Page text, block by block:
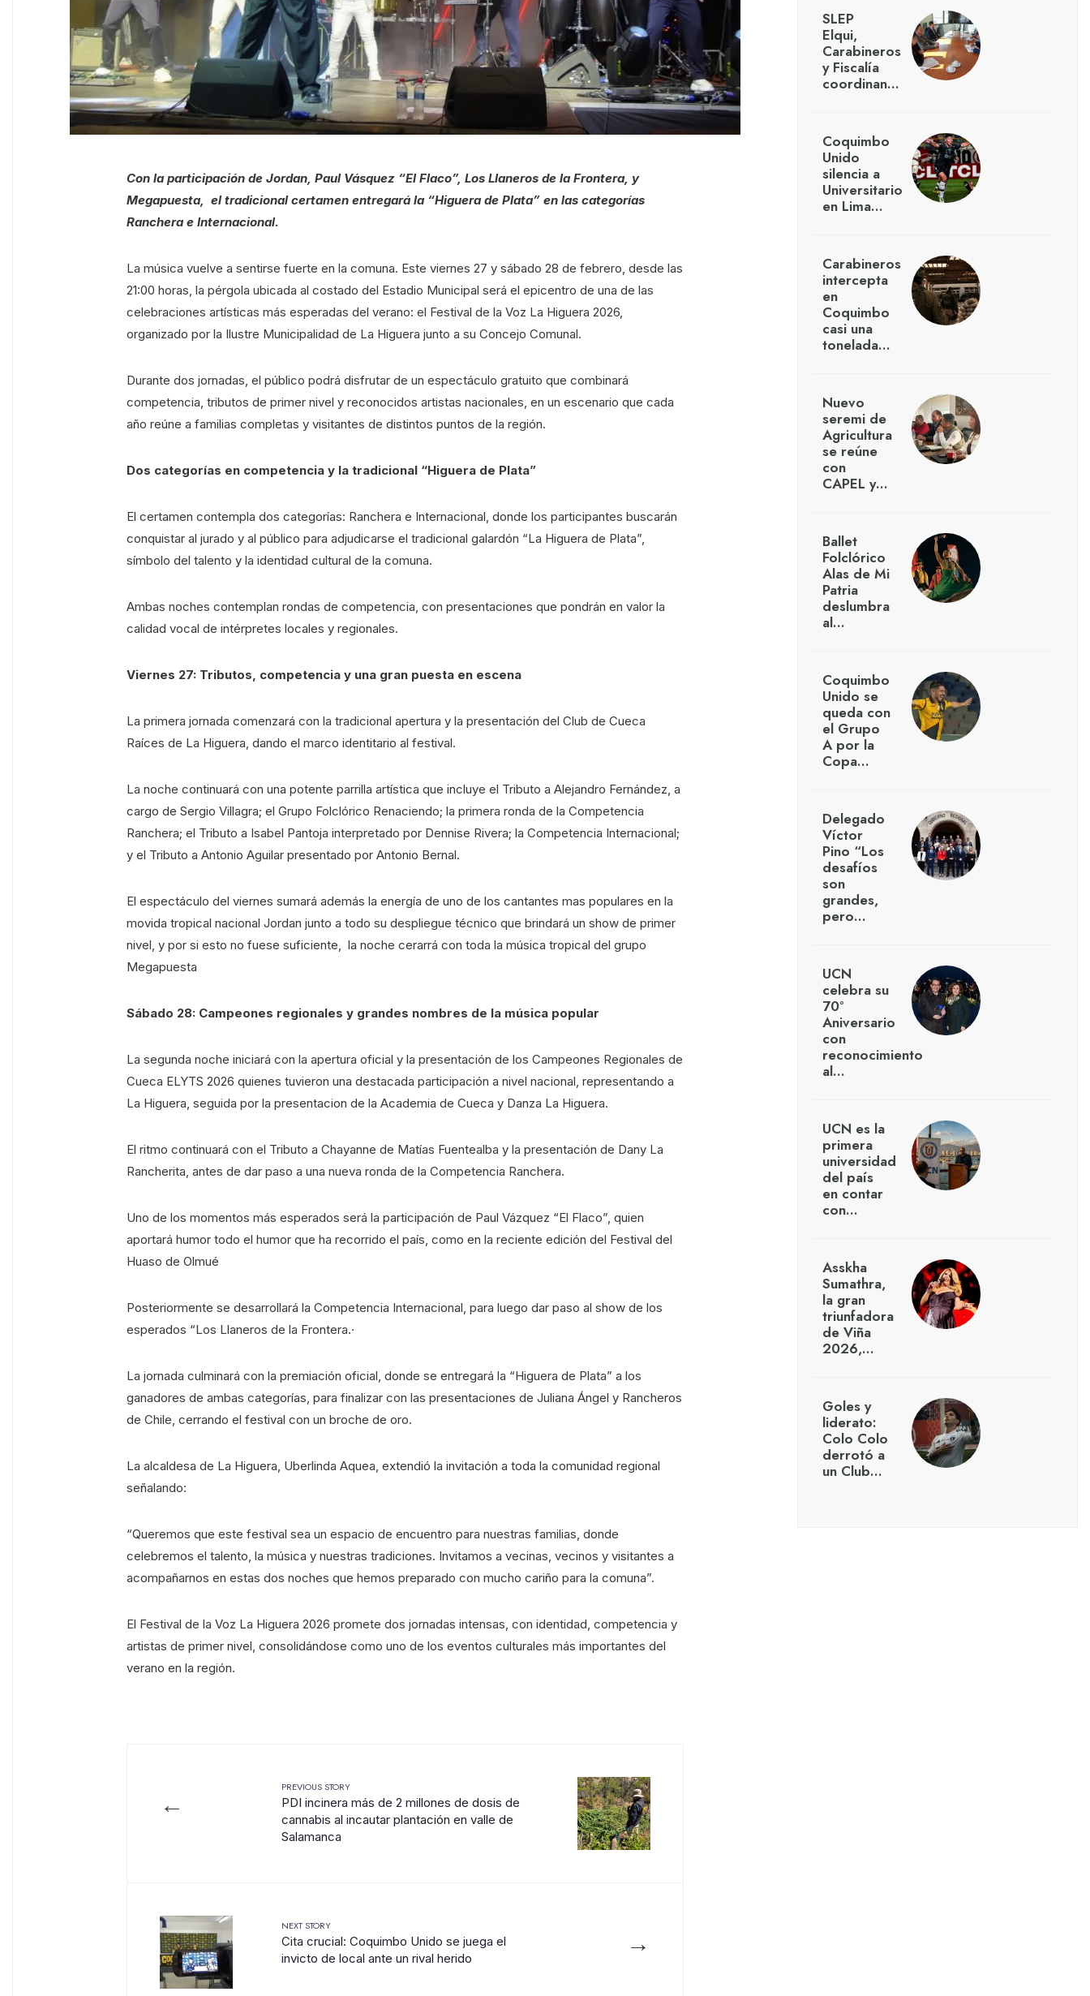
Con la participación de Jordan, Paul Vásquez “El Flaco”, Los Llaneros de la Frontera, y
Megapuesta, el tradicional certamen entregará la “Higuera de Plata” en las categorías
Ranchera e Internacional.
La música vuelve a sentirse fuerte en la comuna. Este viernes 27 y sábado 28 de febrero, desde las
21:00 horas, la pérgola ubicada al costado del Estadio Municipal será el epicentro de una de las
celebraciones artísticas más esperadas del verano: el Festival de la Voz La Higuera 2026,
organizado por la Ilustre Municipalidad de La Higuera junto a su Concejo Comunal.
Durante dos jornadas, el público podrá disfrutar de un espectáculo gratuito que combinará
competencia, tributos de primer nivel y reconocidos artistas nacionales, en un escenario que cada
año reúne a familias completas y visitantes de distintos puntos de la región.
Dos categorías en competencia y la tradicional “Higuera de Plata”
El certamen contempla dos categorías: Ranchera e Internacional, donde los participantes buscarán
conquistar al jurado y al público para adjudicarse el tradicional galardón “La Higuera de Plata”,
símbolo del talento y la identidad cultural de la comuna.
Ambas noches contemplan rondas de competencia, con presentaciones que pondrán en valor la
calidad vocal de intérpretes locales y regionales.
Viernes 27: Tributos, competencia y una gran puesta en escena
La primera jornada comenzará con la tradicional apertura y la presentación del Club de Cueca
Raíces de La Higuera, dando el marco identitario al festival.
La noche continuará con una potente parrilla artística que incluye el Tributo a Alejandro Fernández, a
cargo de Sergio Villagra; el Grupo Folclórico Renaciendo; la primera ronda de la Competencia
Ranchera; el Tributo a Isabel Pantoja interpretado por Dennise Rivera; la Competencia Internacional;
y el Tributo a Antonio Aguilar presentado por Antonio Bernal.
El espectáculo del viernes sumará además la energía de uno de los cantantes mas populares en la
movida tropical nacional Jordan junto a todo su despliegue técnico que brindará un show de primer
nivel, y por si esto no fuese suficiente, la noche cerarrá con toda la música tropical del grupo
Megapuesta
Sábado 28: Campeones regionales y grandes nombres de la música popular
La segunda noche iniciará con la apertura oficial y la presentación de los Campeones Regionales de
Cueca ELYTS 2026 quienes tuvieron una destacada participación a nivel nacional, representando a
La Higuera, seguida por la presentacion de la Academia de Cueca y Danza La Higuera.
El ritmo continuará con el Tributo a Chayanne de Matías Fuentealba y la presentación de Dany La
Rancherita, antes de dar paso a una nueva ronda de la Competencia Ranchera.
Uno de los momentos más esperados será la participación de Paul Vázquez “El Flaco”, quien
aportará humor todo el humor que ha recorrido el país, como en la reciente edición del Festival del
Huaso de Olmué
Posteriormente se desarrollará la Competencia Internacional, para luego dar paso al show de los
esperados “Los Llaneros de la Frontera.·
La jornada culminará con la premiación oficial, donde se entregará la “Higuera de Plata” a los
ganadores de ambas categorías, para finalizar con las presentaciones de Juliana Ángel y Rancheros
de Chile, cerrando el festival con un broche de oro.
La alcaldesa de La Higuera, Uberlinda Aquea, extendió la invitación a toda la comunidad regional
señalando:
“Queremos que este festival sea un espacio de encuentro para nuestras familias, donde
celebremos el talento, la música y nuestras tradiciones. Invitamos a vecinas, vecinos y visitantes a
acompañarnos en estas dos noches que hemos preparado con mucho cariño para la comuna”.
El Festival de la Voz La Higuera 2026 promete dos jornadas intensas, con identidad, competencia y
artistas de primer nivel, consolidándose como uno de los eventos culturales más importantes del
verano en la región.
←
PREVIOUS STORY
PDI incinera más de 2 millones de dosis de
cannabis al incautar plantación en valle de
Salamanca
→
NEXT STORY
Cita crucial: Coquimbo Unido se juega el
invicto de local ante un rival herido
SLEP
Elqui,
Carabineros
y Fiscalía
coordinan…
Coquimbo
Unido
silencia a
Universitario
en Lima…
Carabineros
intercepta
en
Coquimbo
casi una
tonelada…
Nuevo
seremi de
Agricultura
se reúne
con
CAPEL y…
Ballet
Folclórico
Alas de Mi
Patria
deslumbra
al…
Coquimbo
Unido se
queda con
el Grupo
A por la
Copa…
Delegado
Víctor
Pino “Los
desafíos
son
grandes,
pero…
UCN
celebra su
70°
Aniversario
con
reconocimiento
al…
UCN es la
primera
universidad
del país
en contar
con…
Asskha
Sumathra,
la gran
triunfadora
de Viña
2026,…
Goles y
liderato:
Colo Colo
derrotó a
un Club…